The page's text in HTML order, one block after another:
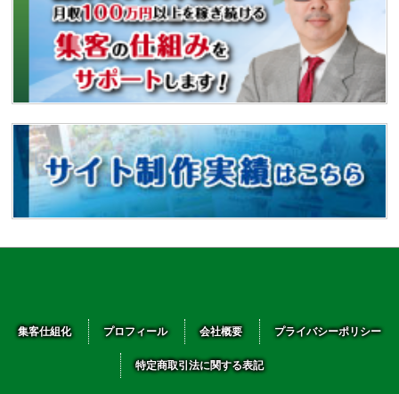
集客仕組化 プロフィール 会社概要 プライバシーポリシー
特定商取引法に関する表記